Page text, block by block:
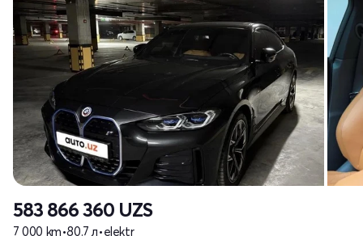
583 866 360 UZS
7 000 km•80.7 л•elektr